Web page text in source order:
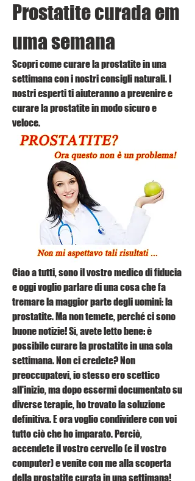
Prostatite curada em
uma semana
Scopri come curare la prostatite in una
settimana con i nostri consigli naturali. I
nostri esperti ti aiuteranno a prevenire e
curare la prostatite in modo sicuro e
veloce.
Ciao a tutti, sono il vostro medico di fiducia
e oggi voglio parlare di una cosa che fa
tremare la maggior parte degli uomini: la
prostatite. Ma non temete, perché ci sono
buone notizie! Sì, avete letto bene: è
possibile curare la prostatite in una sola
settimana. Non ci credete? Non
preoccupatevi, io stesso ero scettico
all'inizio, ma dopo essermi documentato su
diverse terapie, ho trovato la soluzione
definitiva. E ora voglio condividere con voi
tutto ciò che ho imparato. Perciò,
accendete il vostro cervello (e il vostro
computer) e venite con me alla scoperta
della prostatite curata in una settimana!